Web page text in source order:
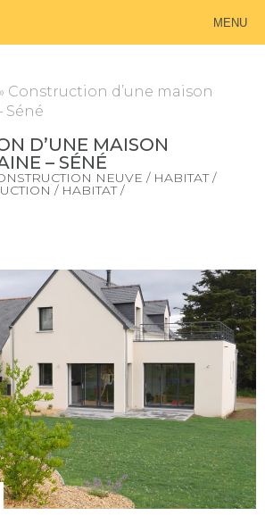
MENU
» Construction d’une maison
Séné
D’UNE MAISON
– SÉNÉ
NEUVE / HABITAT /
/ HABITAT /